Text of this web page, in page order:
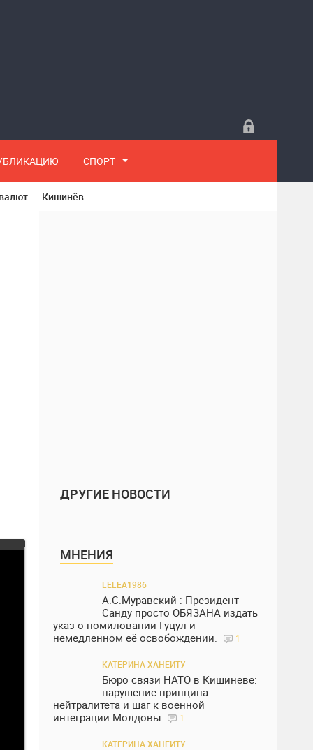
СПОРТ
Кишинёв
ДРУГИЕ НОВОСТИ
МНЕНИЯ
LELEA1986
А.С.Муравский : Президент
Санду просто ОБЯЗАНА издать
указ о помиловании Гуцул и
немедленном её освобождении.
1
КАТЕРИНА ХАНЕИТУ
Бюро связи НАТО в Кишиневе:
нарушение принципа
нейтралитета и шаг к военной
интеграции Молдовы
1
КАТЕРИНА ХАНЕИТУ